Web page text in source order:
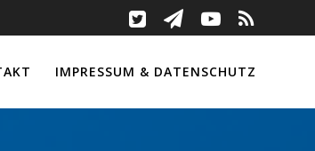
IMPRESSUM & DATENSCHUTZ